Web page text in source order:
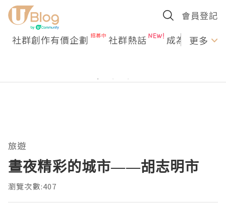
會員登記
社群創作有價企劃 社群熱話 成為U更多
旅遊
晝夜精彩的城市——胡志明市
瀏覽次數:407